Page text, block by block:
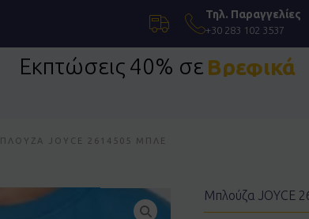
Τηλ. Παραγγελίες
+30 283 102 3537
Εκπτώσεις 40% σε Βρεφικά
JOYCE 2614505 ΜΠΛΕ
Μπλούζα JOYCE